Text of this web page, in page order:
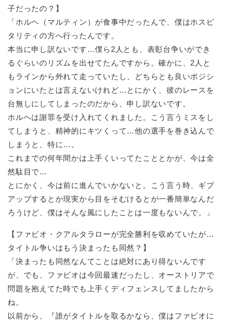
子だったの？】
「ホルヘ（マルティン）が食事中だったんで、僕はホスピ
タリティの方へ行ったんです。
本当に申し訳ないです…僕ら2人とも、表彰台争いができ
るぐらいのリズムを出せてたんですから。確かに、2人と
もラインから外れて走っていたし、どちらとも良いポジシ
ョンにいたとは言えないけれど…とにかく、彼のレースを
台無しにしてしまったのだから、申し訳ないです。
ホルヘは謝罪を受け入れてくれました。こう言うミスをし
てしまうと、精神的にキツくって…他の選手を巻き込んで
しまうと、特に…。
これまでの何年間かは上手くいってたこととかが、今は全
然駄目で…
とにかく、今は前に進んでいかないと。こう言う時、ギブ
アップするとか現実から目をそむけるとが一番簡単なんだ
ろうけど、僕はそんな風にしたことは一度もないんで。」
【ファビオ・クアルタラローが完全勝利を収めていたが…
タイトル争いはもう決まったも同然？】
「決まったも同然なんてことは絶対にあり得ないんです
が、でも、ファビオは今回最速だったし、オーストリアで
問題を抱えてた時でも上手くディフェンスしてましたから
ね。
以前から、『誰がタイトルを取るかなら、僕はファビオに